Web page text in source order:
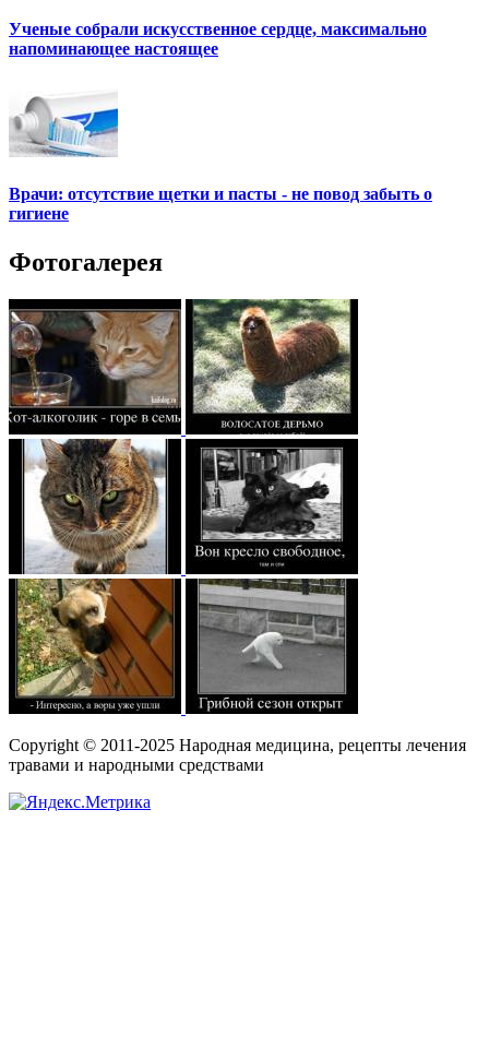
Ученые собрали искусственное сердце, максимально
напоминающее настоящее
Врачи: отсутствие щетки и пасты - не повод забыть о
гигиене
Фотогалерея
Copyright © 2011-2025 Народная медицина, рецепты лечения
травами и народными средствами